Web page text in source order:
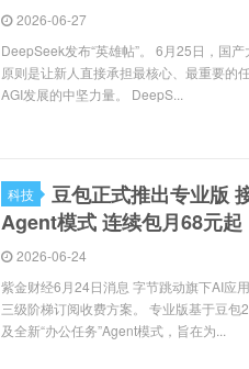
2026-06-27
DeepSeek发布“英雄帖”。 6月25日，国
原则是让新人直接承担最核心、最重要的
AGI发展的中坚力量。 DeepS...
科技
豆包正式推出专业版
Agent模式 连续包月68元起
2026-06-24
紫金财经6月24日消息 字节跳动旗下AI应
三级阶梯订阅收费方案。 专业版基于豆
及全新“办公任务”Agent模式，旨在为...